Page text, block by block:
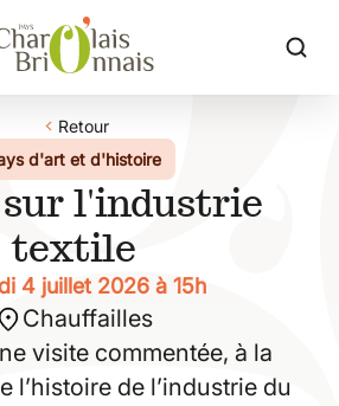
Retour
d'art et d'histoire
l'industrie
textile
4 juillet 2026 à 15h
Chauffailles
visite commentée, à la
l’histoire de l’industrie du